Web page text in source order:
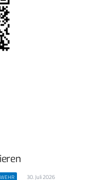
30. Juli 2026